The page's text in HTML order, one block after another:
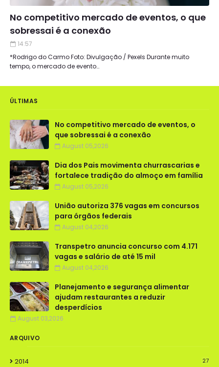
No competitivo mercado de eventos, o que
sobressai é a conexão
14:57
*Rodrigo do Carmo Foto: Divulgação / Pexels Durante muito
tempo, o mercado de evento…
ÚLTIMAS
No competitivo mercado de eventos, o
que sobressai é a conexão
August 05,2026
Dia dos Pais movimenta churrascarias e
fortalece tradição do almoço em família
August 05,2026
União autoriza 376 vagas em concursos
para órgãos federais
August 04,2026
Transpetro anuncia concurso com 4.171
vagas e salário de até 15 mil
August 04,2026
Planejamento e segurança alimentar
ajudam restaurantes a reduzir
desperdícios
August 03,2026
ARQUIVO
2014 27